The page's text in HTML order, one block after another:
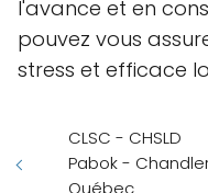
l'avance et en
pouvez vous
stress et efficace
CLSC - CHSLD
Pabok -
Québec